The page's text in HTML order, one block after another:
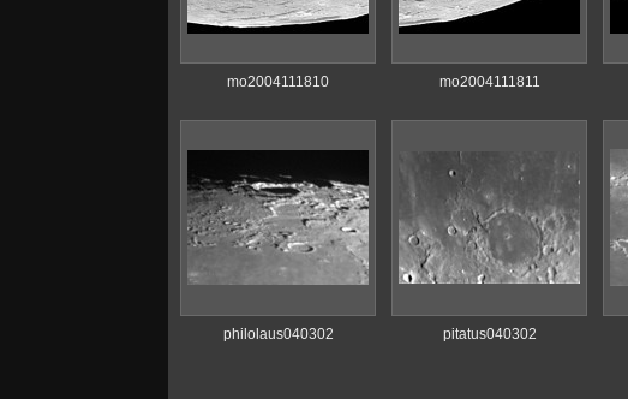
mo2004111810 mo2004111811
philolaus040302 pitatus040302